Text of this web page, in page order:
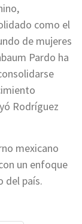
como el
de mujeres
Pardo ha
Rodríguez
mexicano
un enfoque
del país.